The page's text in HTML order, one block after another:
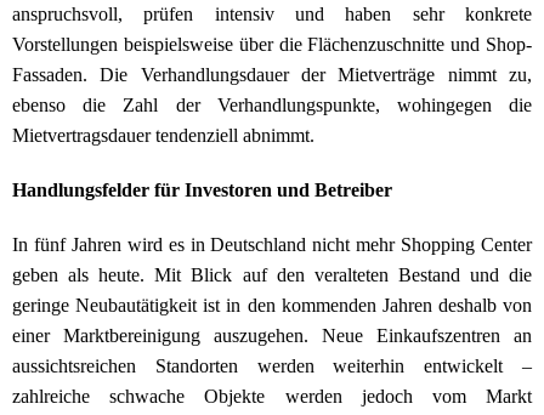
anspruchsvoll, prüfen intensiv und haben sehr konkrete
Vorstellungen beispielsweise über die Flächenzuschnitte und Shop-
Fassaden. Die Verhandlungsdauer der Mietverträge nimmt zu,
ebenso die Zahl der Verhandlungspunkte, wohingegen die
Mietvertragsdauer tendenziell abnimmt.
Handlungsfelder für Investoren und Betreiber
In fünf Jahren wird es in Deutschland nicht mehr Shopping Center
geben als heute. Mit Blick auf den veralteten Bestand und die
geringe Neubautätigkeit ist in den kommenden Jahren deshalb von
einer Marktbereinigung auszugehen. Neue Einkaufszentren an
aussichtsreichen Standorten werden weiterhin entwickelt –
zahlreiche schwache Objekte werden jedoch vom Markt